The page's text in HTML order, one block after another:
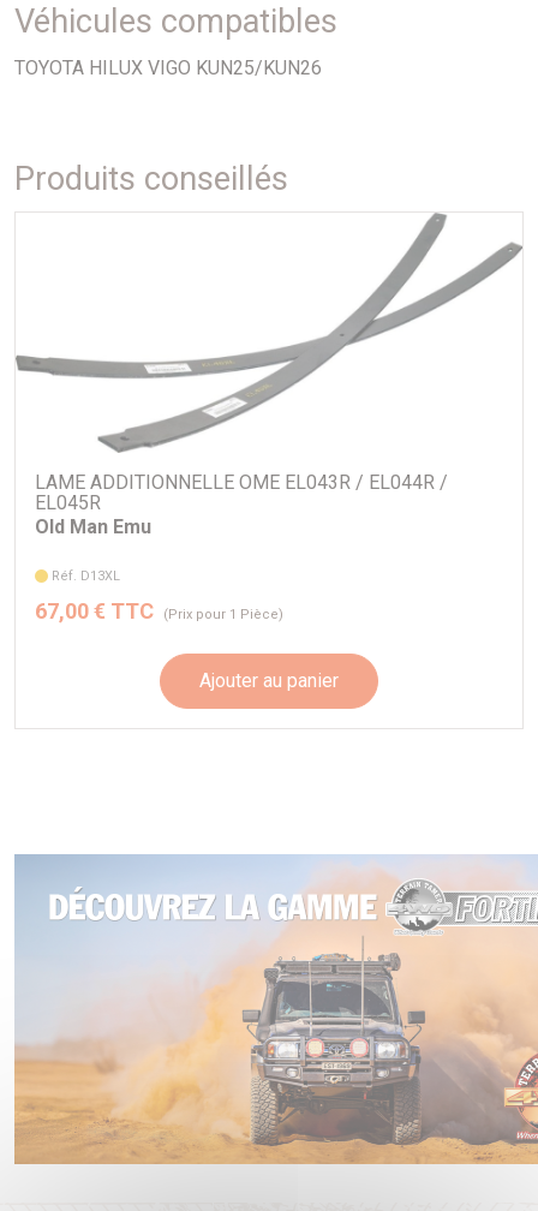
LAMES ARRIERE OME RENFORCEE POUR :
VEHICULES REHAUSSE
2005 A 2015
Véhicules compatibles
TOYOTA HILUX VIGO KUN25/KUN26
Produits conseillés
LAME ADDITIONNELLE OME EL043R / EL044R /
EL045R
Old Man Emu
Réf. D13XL
67,00 € TTC (Prix pour 1 Pièce)
Ajouter au panier